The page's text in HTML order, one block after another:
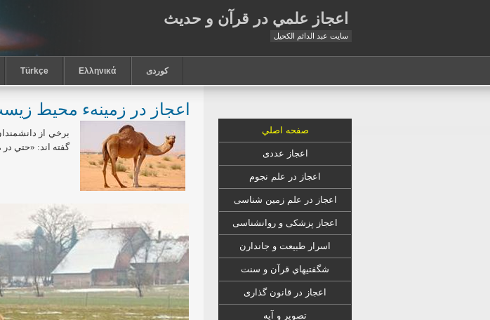
اعجاز علمي در قرآن و حديث
سايت عبد الدائم الكحيل
Türkçe Ελληνικά كوردى
اعجاز در زمينهء محيط
برخي از
گفته اند: «حتي در
صفحه اصلي
اعجاز عددی
اعجاز در علم نجوم
اعجاز در علم زمين شناسى
اعجاز پزشکی و روانشناسى
اسرار طبیعت و جاندارن
شگفتيهاي قرآن و سنت
اعجاز در قانون گذارى
تصویر و آیه